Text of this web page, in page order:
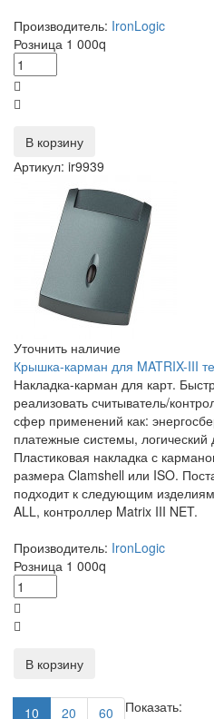
Производитель: IronLogic
Розница 1 000q
В корзину
Артикул: ir9939
Уточнить наличие
Крышка-карман для MATRIX-III
Накладка-карман для карт.
реализовать считыватель/
сфер применений как:
платежные системы,
Пластиковая накладка с
размера Clamshell или ISO.
подходит к следующим
ALL, контроллер Matrix III NET.
Производитель: IronLogic
Розница 1 000q
В корзину
Показать:
10 20 60